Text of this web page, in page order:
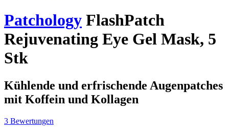
Patchology FlashPatch
Rejuvenating Eye Gel Mask, 5
Stk
Kühlende und erfrischende Augenpatches
mit Koffein und Kollagen
3 Bewertungen